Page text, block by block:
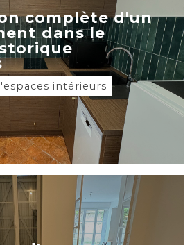
complète d'un
dans le
intérieurs